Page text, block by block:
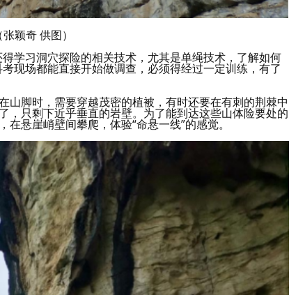
颖奇 供图）
学习洞穴探险的相关技术，尤其是单绳技术，了解如何
现场都能直接开始做调查，必须得经过一定训练，有了
脚时，需要穿越茂密的植被，有时还要在有刺的荆棘中
，只剩下近乎垂直的岩壁。为了能到达这些山体险要处的
悬崖峭壁间攀爬，体验“命悬一线”的感觉。